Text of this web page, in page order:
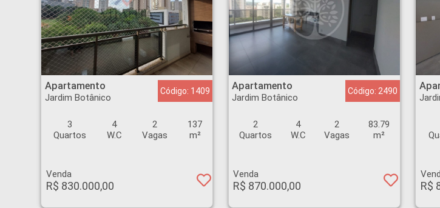
Apartamento - Jardim Botânico - Ribeirão Preto
Apartamento
Jardim Botânico
Código: 1409
3
Quartos
4
W.C
2
Vagas
137
m²
Venda
R$ 830.000,00
Apartamento
Jardim Botânico
Código: 2490
2
Quartos
4
W.C
2
Vagas
83.79
m²
Venda
R$ 870.000,00 R$